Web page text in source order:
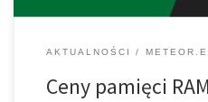
AKTUALNOŚCI
Ceny pamięci